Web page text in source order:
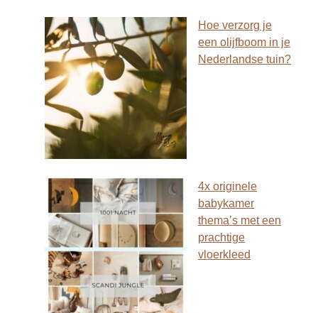
Hoe verzorg je
een olijfboom in je
Nederlandse tuin?
4x originele
babykamer
thema’s met een
prachtige
vloerkleed